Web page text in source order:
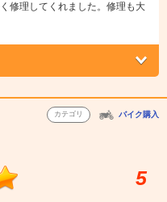
修理してくれました。修理も大
カテゴリ バイク購入
5